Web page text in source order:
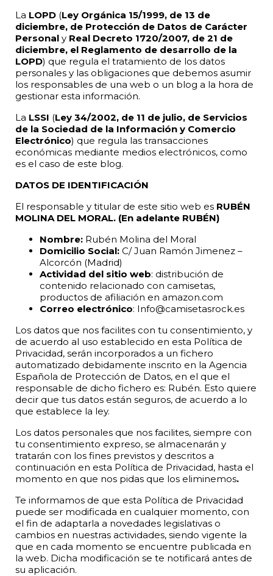
La LOPD (Ley Orgánica 15/1999, de 13 de
diciembre, de Protección de Datos de Carácter
Personal y Real Decreto 1720/2007, de 21 de
diciembre, el Reglamento de desarrollo de la
LOPD) que regula el tratamiento de los datos
personales y las obligaciones que debemos asumir
los responsables de una web o un blog a la hora de
gestionar esta información.
La LSSI (Ley 34/2002, de 11 de julio, de Servicios
de la Sociedad de la Información y Comercio
Electrónico) que regula las transacciones
económicas mediante medios electrónicos, como
es el caso de este blog.
DATOS DE IDENTIFICACIÓN
El responsable y titular de este sitio web es RUBÉN
MOLINA DEL MORAL. (En adelante RUBÉN)
Nombre: Rubén Molina del Moral
Domicilio Social: C/ Juan Ramón Jimenez –
Alcorcón (Madrid)
Actividad del sitio web: distribución de
contenido relacionado con camisetas,
productos de afiliación en amazon.com
Correo electrónico: Info@camisetasrock.es
Los datos que nos facilites con tu consentimiento, y
de acuerdo al uso establecido en esta Política de
Privacidad, serán incorporados a un fichero
automatizado debidamente inscrito en la Agencia
Española de Protección de Datos, en el que el
responsable de dicho fichero es: Rubén. Esto quiere
decir que tus datos están seguros, de acuerdo a lo
que establece la ley.
Los datos personales que nos facilites, siempre con
tu consentimiento expreso, se almacenarán y
tratarán con los fines previstos y descritos a
continuación en esta Política de Privacidad, hasta el
momento en que nos pidas que los eliminemos.
Te informamos de que esta Política de Privacidad
puede ser modificada en cualquier momento, con
el fin de adaptarla a novedades legislativas o
cambios en nuestras actividades, siendo vigente la
que en cada momento se encuentre publicada en
la web. Dicha modificación se te notificará antes de
su aplicación.